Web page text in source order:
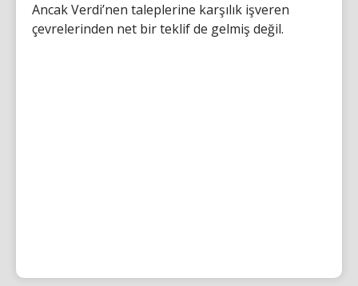
Ancak Verdi’nen taleplerine karşılık işveren
çevrelerinden net bir teklif de gelmiş değil.